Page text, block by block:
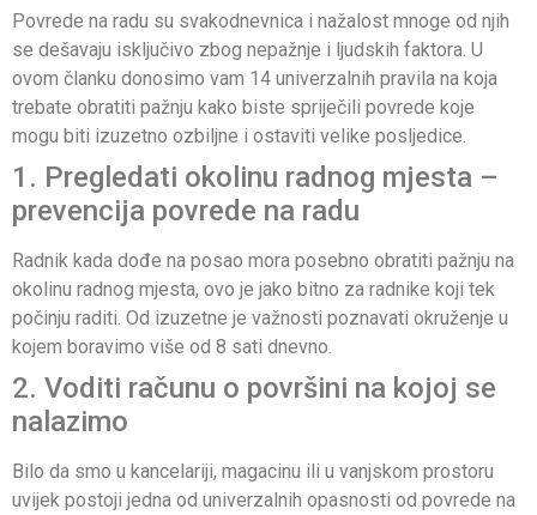
Povrede na radu su svakodnevnica i nažalost mnoge od njih
se dešavaju isključivo zbog nepažnje i ljudskih faktora. U
ovom članku donosimo vam 14 univerzalnih pravila na koja
trebate obratiti pažnju kako biste spriječili povrede koje
mogu biti izuzetno ozbiljne i ostaviti velike posljedice.
1. Pregledati okolinu radnog mjesta –
prevencija povrede na radu
Radnik kada dođe na posao mora posebno obratiti pažnju na
okolinu radnog mjesta, ovo je jako bitno za radnike koji tek
počinju raditi. Od izuzetne je važnosti poznavati okruženje u
kojem boravimo više od 8 sati dnevno.
2. Voditi računu o površini na kojoj se
nalazimo
Bilo da smo u kancelariji, magacinu ili u vanjskom prostoru
uvijek postoji jedna od univerzalnih opasnosti od povrede na